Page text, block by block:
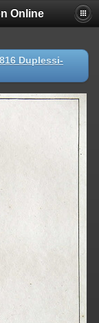
Online
Duplessi-